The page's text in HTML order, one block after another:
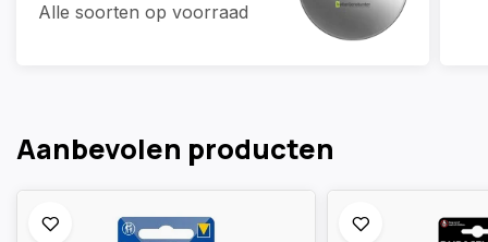
Alle soorten op voorraad
Aanbevolen producten